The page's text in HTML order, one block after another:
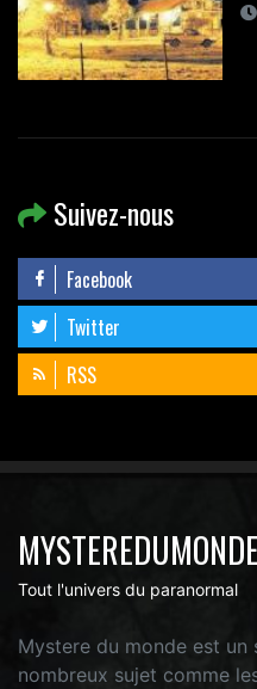
Suivez-nous
Facebook
Twitter
RSS
MYSTEREDUMONDE
Tout l'univers du paranormal
Mystere du monde est
nombreux sujet comme